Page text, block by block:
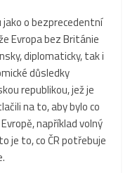
o bezprecedentní
Evropa bez Británie
diplomaticky, tak i
důsledky
republikou, jež je
na to, aby bylo co
například volný
je to, co ČR potřebuje